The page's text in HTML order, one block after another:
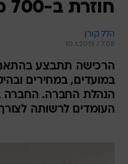
חוזרת ב-700 מיליון שקל
הלל קורן
10.1.2013 / 7:08
הרכישה תתבצע בהתאם
במועדים, במחירים
הנהלת החברה. החברה
העומדים לרשותה לצורך